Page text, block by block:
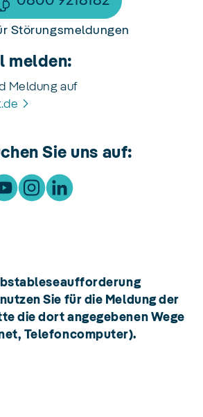
Störungsmeldungen
melden:
Meldung auf
Sie uns auf:
Sie für die Meldung der
die dort angegebenen Wege
Telefoncomputer).